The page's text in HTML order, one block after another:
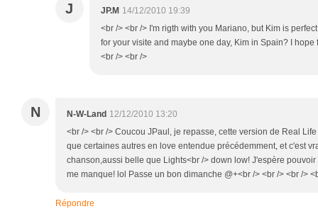
J JP.M 14/12/2010 19:39
<br /> <br /> I'm rigth with you Mariano, but Kim is
for your visite and maybe one day, Kim in Spain? I hope
<br /> <br />
N N-W-Land 12/12/2010 13:20
<br /> <br /> Coucou JPaul, je repasse, cette version de Real
que certaines autres en love entendue précédemment, et c'est
chanson,aussi belle que Lights<br /> down low! J'espère
me manque! lol Passe un bon dimanche @+<br /> <br /> <br />
Répondre